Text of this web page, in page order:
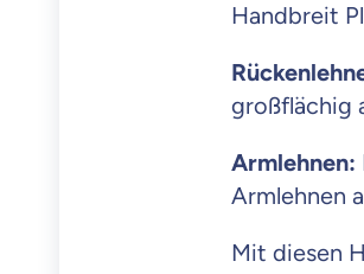
Handbreit
großflächig
Armlehnen:
Armlehnen
Mit diesen